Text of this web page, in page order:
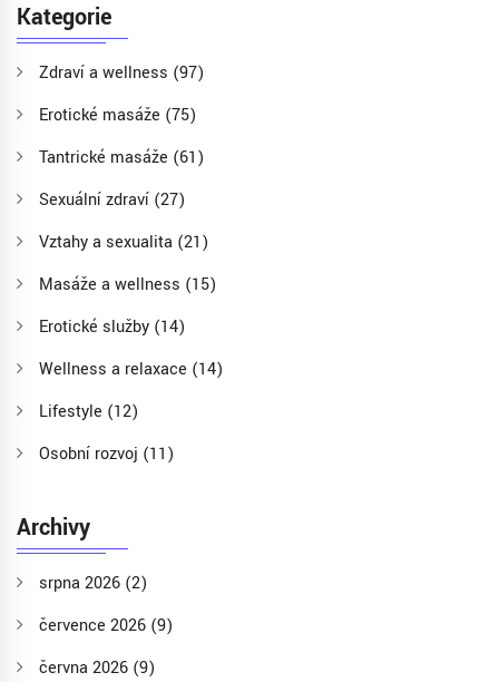
Kategorie
Zdraví a wellness (97)
Erotické masáže (75)
Tantrické masáže (61)
Sexuální zdraví (27)
Vztahy a sexualita (21)
Masáže a wellness (15)
Erotické služby (14)
Wellness a relaxace (14)
Lifestyle (12)
Osobní rozvoj (11)
Archivy
srpna 2026 (2)
července 2026 (9)
června 2026 (9)